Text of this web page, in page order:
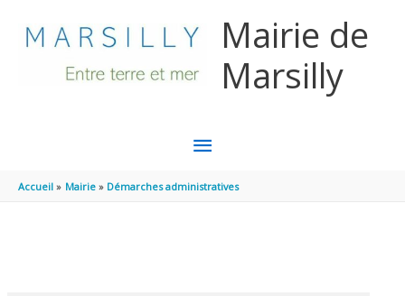
Mairie de
Marsilly
MENU
PRINCIPAL
Accueil Mairie Démarches administratives